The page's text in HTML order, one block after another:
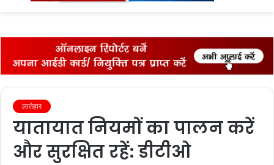
लातेहार
यातायात नियमों का पालन करें
और सुरक्षित रहें: डीटीओ